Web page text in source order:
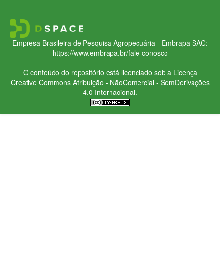
Empresa Brasileira de Pesquisa Agropecuária - Embrapa SAC:
https://www.embrapa.br/fale-conosco
O conteúdo do repositório está licenciado sob a Licença
Creative CommonsAtribuição - NãoComercial - SemDerivações
4.0 Internacional.